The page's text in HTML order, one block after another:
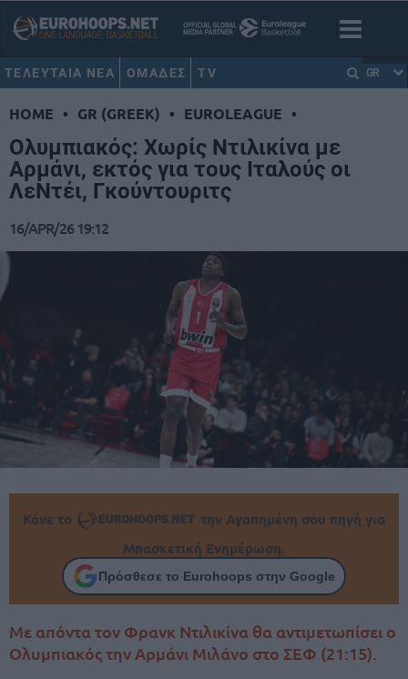
ΤΕΛΕΥΤΑΙΑ ΝΕΑ ΟΜΑΔΕΣ TV GR
HOME • GR (GREEK) • EUROLEAGUE •
Ολυμπιακός: Χωρίς Ντιλικίνα με
Αρμάνι, εκτός για τους Ιταλούς οι
ΛεΝτέι, Γκούντουριτς
16/APR/26 19:12
Κάνε το
την Αγαπημένη σου πηγή για
Μπασκετική Ενημέρωση.
Πρόσθεσε το Eurohoops στην Google
Με απόντα τον Φρανκ Ντιλικίνα θα αντιμετωπίσει ο
Ολυμπιακός την Αρμάνι Μιλάνο στο ΣΕΦ (21:15).